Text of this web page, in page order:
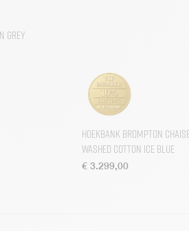
Grey
Hoekbank Brompton
Washed Cotton Ice Blue
€ 3.299,00